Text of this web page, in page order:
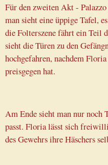
Für den zweiten Akt -
man sieht eine üppige Tafel,
die Folterszene fährt ein Teil
sieht die Türen zu den
hochgefahren, nachdem
preisgegen hat.
Am Ende sieht man nur noch
passt. Floria lässt sich
des Gewehrs ihre Häschers